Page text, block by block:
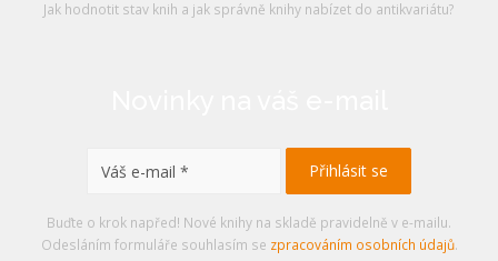
Jak hodnotit stav knih a jak správně knihy nabízet do antikvariátu?
Buďte o krok napřed! Nové knihy na skladě pravidelně v e-mailu.
Odesláním formuláře souhlasím se zpracováním osobních údajů.